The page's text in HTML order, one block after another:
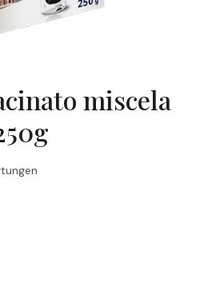
miscela
NOBILE 1x250g